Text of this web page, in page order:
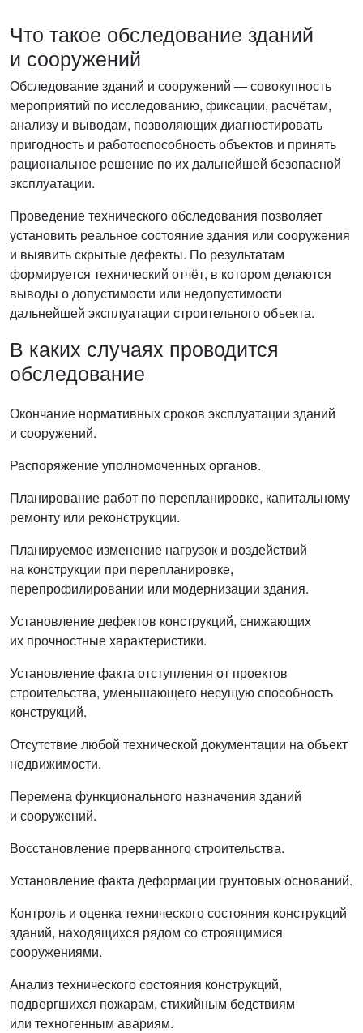
Что такое обследование зданий
и сооружений
Обследование зданий и сооружений — совокупность
мероприятий по исследованию, фиксации, расчётам,
анализу и выводам, позволяющих диагностировать
пригодность и работоспособность объектов и принять
рациональное решение по их дальнейшей безопасной
эксплуатации.
Проведение технического обследования позволяет
установить реальное состояние здания или сооружения
и выявить скрытые дефекты. По результатам
формируется технический отчёт, в котором делаются
выводы о допустимости или недопустимости
дальнейшей эксплуатации строительного объекта.
В каких случаях проводится
обследование
Окончание нормативных сроков эксплуатации зданий
и сооружений.
Распоряжение уполномоченных органов.
Планирование работ по перепланировке, капитальному
ремонту или реконструкции.
Планируемое изменение нагрузок и воздействий
на конструкции при перепланировке,
перепрофилировании или модернизации здания.
Установление дефектов конструкций, снижающих
их прочностные характеристики.
Установление факта отступления от проектов
строительства, уменьшающего несущую способность
конструкций.
Отсутствие любой технической документации на объект
недвижимости.
Перемена функционального назначения зданий
и сооружений.
Восстановление прерванного строительства.
Установление факта деформации грунтовых оснований.
Контроль и оценка технического состояния конструкций
зданий, находящихся рядом со строящимися
сооружениями.
Анализ технического состояния конструкций,
подвергшихся пожарам, стихийным бедствиям
или техногенным авариям.